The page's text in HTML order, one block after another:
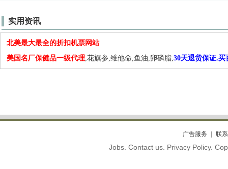
实用资讯
北美最大最全的折扣机票网站
美国名厂保健品一级代理,花旗参,维他命,鱼油,卵磷脂,30天退货保证.买
广告服务 联
Jobs. Contact us. Privacy Policy.